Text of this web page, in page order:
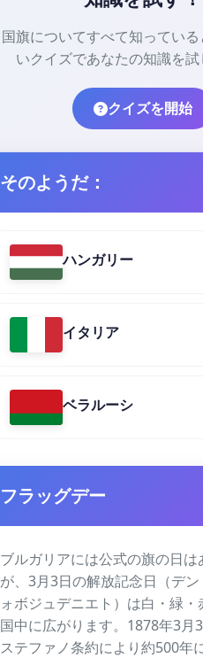
国旗についてすべて知ってい
いクイズであなたの知識を試
クイズを開始
そのようだ：
ハンガリー
イタリア
ベラルーシ
フラッグデー
ブルガリアには公式の旗の日は
が、3月3日の解放記念日（デ
ォボジュデニエト）は白・緑
国中に広がります。1878年3月
ステファノ条約により約500年